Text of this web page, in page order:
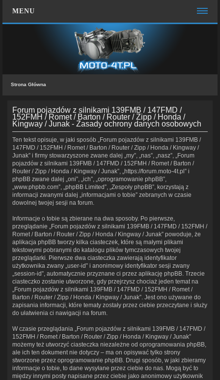
MENU
Zespół administracyjny
FAQ
MOTO CHAT
ZALOGUJ SIĘ
ZAREJESTRUJ SIĘ
KONTAKT Z NAMI
Strona Główna
Forum pojazdów z silnikami 139FMB / 147FMD /
152FMH / Romet / Barton / Router / Zipp / Honda /
Kingway / Junak - Zasady ochrony danych osobowych
Ten tekst opisuje, w jaki sposób „Forum pojazdów z silnikami 139FMB /
147FMD / 152FMH / Romet / Barton / Router / Zipp / Honda / Kingway /
Junak” i firmy stowarzyszone zwane dalej „my”, „nas”, „nasz”, „Forum
pojazdów z silnikami 139FMB / 147FMD / 152FMH / Romet / Barton /
Router / Zipp / Honda / Kingway / Junak”, „https://forum.moto-4t.pl” i
phpBB zwane dalej „oni”, „ich”, „oprogramowanie phpBB”,
„www.phpbb.com”, „phpBB Limited”, „Zespoły phpBB”, korzystają z
informacji zwanymi dalej „informacjami o tobie” zebranych w czasie
dowolnej twojej sesji na forum.
Informacje o tobie są zbierane na dwa sposoby. Po pierwsze,
przeglądanie „Forum pojazdów z silnikami 139FMB / 147FMD / 152FMH /
Romet / Barton / Router / Zipp / Honda / Kingway / Junak” powoduje, że
aplikacja phpBB tworzy kilka ciasteczek, które są małymi plikami
tekstowymi pobranymi do katalogu plików tymczasowych twojej
przeglądarki. Pierwsze dwa ciasteczka zawierają identyfikator
użytkownika zwany „user-id” i anonimowy identyfikator sesji zwany
„session-id”, automatycznie przyznane ci przez aplikację phpBB. Trzecie
ciasteczko zostanie utworzone, gdy przejrzysz chociaż jeden temat na
„Forum pojazdów z silnikami 139FMB / 147FMD / 152FMH / Romet /
Barton / Router / Zipp / Honda / Kingway / Junak”. Jest ono używane do
zapisania informacji, które tematy zostały przez ciebie przeczytane i służy
do ułatwienia ci nawigacji na forum.
W czasie przeglądania „Forum pojazdów z silnikami 139FMB / 147FMD /
152FMH / Romet / Barton / Router / Zipp / Honda / Kingway / Junak”
możemy też utworzyć ciasteczka niezależne od oprogramowania phpBB,
ale ich ten dokument nie dotyczy – ma on opisywać tylko strony
stworzone przez oprogramowanie phpBB. Drugi sposób, w jaki zbieramy
informacje o tobie, to dane wysyłane przez ciebie do nas. Mogą być to
między innymi posty napisane przez ciebie jako anonimowy użytkownik